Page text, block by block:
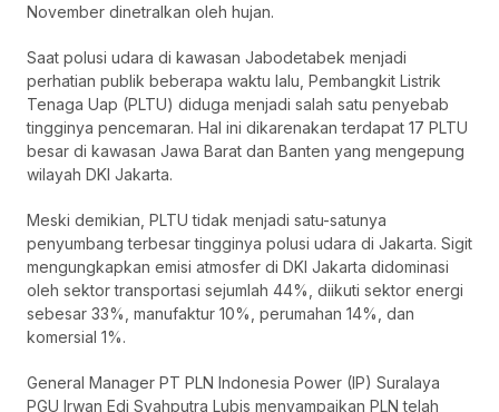
November dinetralkan oleh hujan.
Saat polusi udara di kawasan Jabodetabek menjadi
perhatian publik beberapa waktu lalu, Pembangkit Listrik
Tenaga Uap (PLTU) diduga menjadi salah satu penyebab
tingginya pencemaran. Hal ini dikarenakan terdapat 17 PLTU
besar di kawasan Jawa Barat dan Banten yang mengepung
wilayah DKI Jakarta.
Meski demikian, PLTU tidak menjadi satu-satunya
penyumbang terbesar tingginya polusi udara di Jakarta. Sigit
mengungkapkan emisi atmosfer di DKI Jakarta didominasi
oleh sektor transportasi sejumlah 44%, diikuti sektor energi
sebesar 33%, manufaktur 10%, perumahan 14%, dan
komersial 1%.
General Manager PT PLN Indonesia Power (IP) Suralaya
PGU Irwan Edi Syahputra Lubis menyampaikan PLN telah